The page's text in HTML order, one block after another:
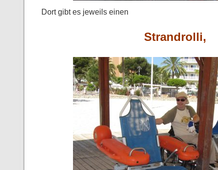
Dort gibt es jeweils einen
Strandrolli,